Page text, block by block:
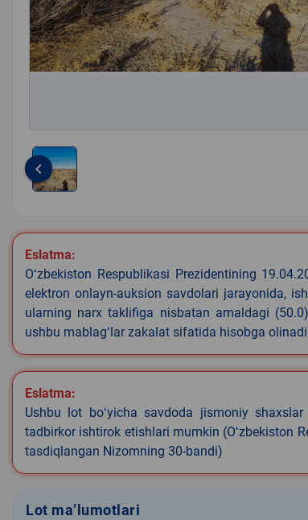
of
1
keyboard_arrow_left
Eslatma:
Oʻzbekiston Respublikasi Prezidentining
elektron onlayn-auksion savdolari jarayonida,
ularning narx taklifiga nisbatan amaldagi
ushbu mablagʻlar zakalat sifatida hisobga
Eslatma:
Ushbu lot boʻyicha savdoda jismoniy
tadbirkor ishtirok etishlari mumkin (Oʻzbekiston
tasdiqlangan Nizomning 30-bandi)
Lot ma’lumotlari